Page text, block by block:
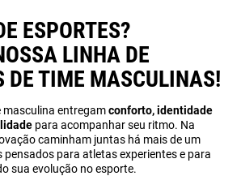
ESPORTES?
LINHA DE
DE TIME MASCULINAS!
masculina entregamconforto, identidade
para acompanhar seu ritmo. Na
caminham juntas há mais de um
para atletas experientes e para
sua evolução no esporte.